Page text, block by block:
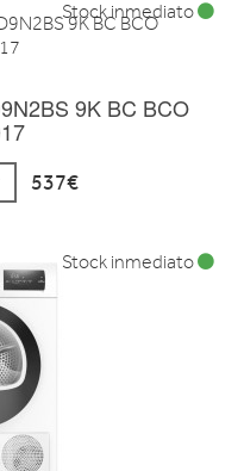
9K BC BCO
537€
Stock inmediato
Stock inmediato